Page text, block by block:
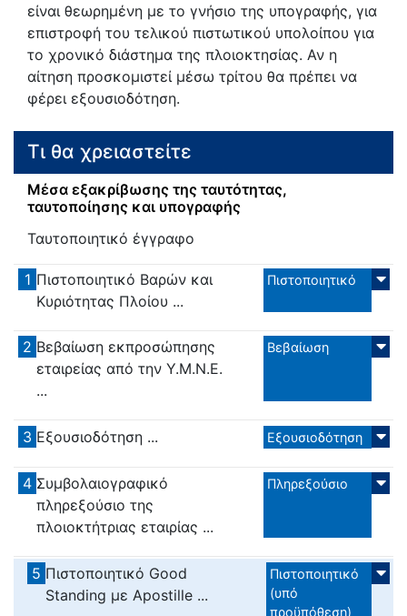
είναι θεωρημένη με το γνήσιο της υπογραφής, για
επιστροφή του τελικού πιστωτικού υπολοίπου για
το χρονικό διάστημα της πλοιοκτησίας. Αν η
αίτηση προσκομιστεί μέσω τρίτου θα πρέπει να
φέρει εξουσιοδότηση.
Τι θα χρειαστείτε
Μέσα εξακρίβωσης της ταυτότητας,
ταυτοποίησης και υπογραφής
Ταυτοποιητικό έγγραφο
1 Πιστοποιητικό Βαρών και
Κυριότητας Πλοίου ...
Πιστοποιητικό
2 Βεβαίωση εκπροσώπησης
εταιρείας από την Υ.Μ.Ν.Ε.
...
Βεβαίωση
3 Εξουσιοδότηση ... Εξουσιοδότηση
4 Συμβολαιογραφικό
πληρεξούσιο της
πλοιοκτήτριας εταιρίας ...
Πληρεξούσιο
5 Πιστοποιητικό Good
Standing με Apostille ...
Πιστοποιητικό
(υπό
προϋπόθεση)